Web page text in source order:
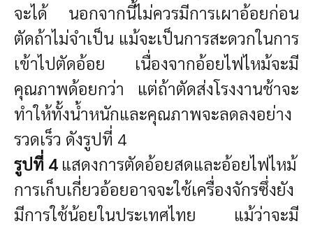
จะได้ นอกจากนี้ไม่ควรมีการเผาอ้อยก่อน
ตัดถ้าไม่จำเป็น แม้จะเป็นการสะดวกในการ
เข้าไปตัดอ้อย เนื่องจากอ้อยไฟไหม้จะมี
คุณภาพด้อยกว่า แต่ถ้าตัดส่งโรงงานช้าจะ
ทำให้ทั้งน้ำหนักและคุณภาพจะลดลงอย่าง
รวดเร็ว ดังรูปที่ 4
รูปที่ 4แสดงการตัดอ้อยสดและอ้อยไฟไหม้
การเก็บเกี่ยวอ้อยอาจจะใช้เครื่องจักรซึ่งยัง
มีการใช้น้อยในประเทศไทย แม้ว่าจะมี